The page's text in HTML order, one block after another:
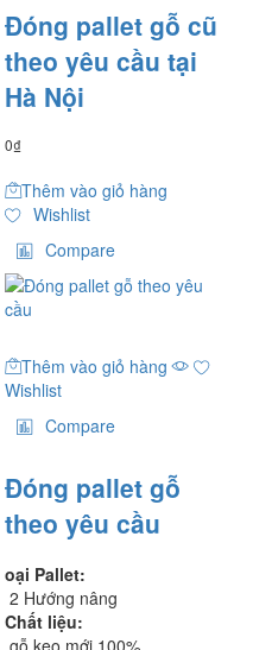
Đóng pallet gỗ cũ
theo yêu cầu tại
Hà Nội
0₫
Thêm vào giỏ hàng
Wishlist
Compare
Thêm vào giỏ hàng
Wishlist
Compare
Đóng pallet gỗ
theo yêu cầu
oại Pallet:
2 Hướng nâng
Chất liệu:
gỗ keo mới 100%